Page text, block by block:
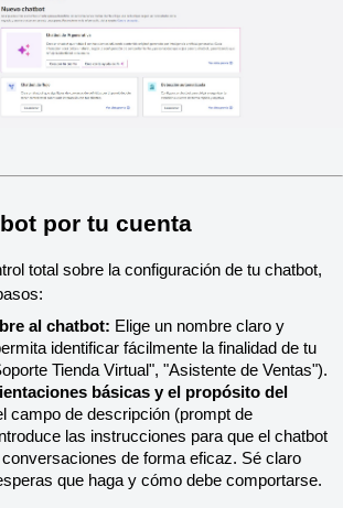
por tu cuenta
total sobre la configuración de tu chatbot,
al chatbot: Elige un nombre claro y
identificar fácilmente la finalidad de tu
Tienda Virtual", "Asistente de Ventas").
básicas y el propósito del
campo de descripción (prompt de
las instrucciones para que el chatbot
de forma eficaz. Sé claro
que haga y cómo debe comportarse.